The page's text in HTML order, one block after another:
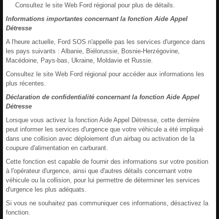
Consultez le site Web Ford régional pour plus de détails.
Informations importantes concernant la fonction Aide Appel
Détresse
A l'heure actuelle, Ford SOS n'appelle pas les services d'urgence dans
les pays suivants : Albanie, Biélorussie, Bosnie-Herzégovine,
Macédoine, Pays-bas, Ukraine, Moldavie et Russie.
Consultez le site Web Ford régional pour accéder aux informations les
plus récentes.
Déclaration de confidentialité concernant la fonction Aide Appel
Détresse
Lorsque vous activez la fonction Aide Appel Détresse, cette dernière
peut informer les services d'urgence que votre véhicule a été impliqué
dans une collision avec déploiement d'un airbag ou activation de la
coupure d'alimentation en carburant.
Cette fonction est capable de fournir des informations sur votre position
à l'opérateur d'urgence, ainsi que d'autres détails concernant votre
véhicule ou la collision, pour lui permettre de déterminer les services
d'urgence les plus adéquats.
Si vous ne souhaitez pas communiquer ces informations, désactivez la
fonction.